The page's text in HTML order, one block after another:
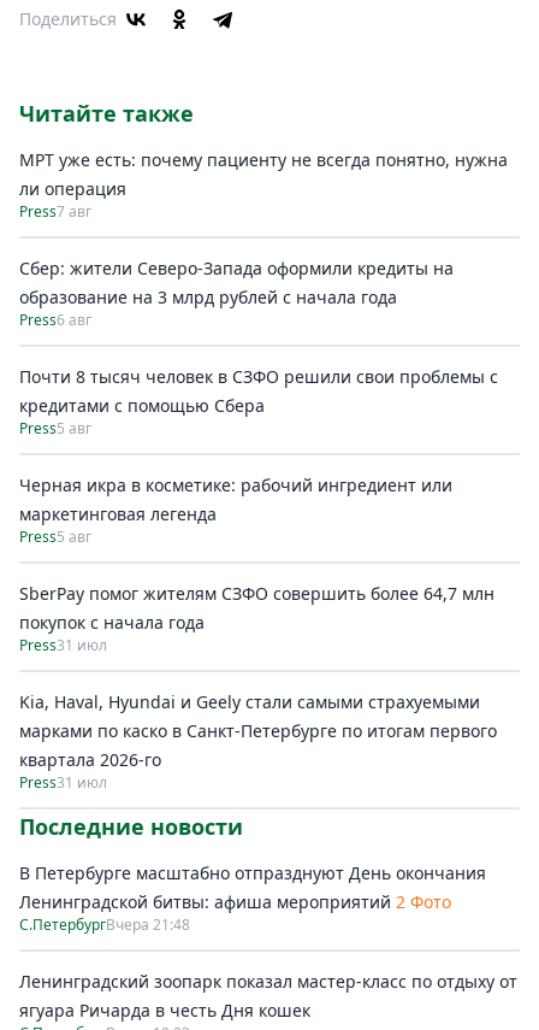
Поделиться
Читайте также
МРТ уже есть: почему пациенту не всегда понятно, нужна
ли операция
Press7 авг
Сбер: жители Северо-Запада оформили кредиты на
образование на 3 млрд рублей с начала года
Press6 авг
Почти 8 тысяч человек в СЗФО решили свои проблемы с
кредитами с помощью Сбера
Press5 авг
Черная икра в косметике: рабочий ингредиент или
маркетинговая легенда
Press5 авг
SberPay помог жителям СЗФО совершить более 64,7 млн
покупок c начала года
Press31 июл
Kia, Haval, Hyundai и Geely стали самыми страхуемыми
марками по каско в Санкт-Петербурге по итогам первого
квартала 2026-го
Press31 июл
Последние новости
В Петербурге масштабно отпразднуют День окончания
Ленинградской битвы: афиша мероприятий 2 Фото
С.ПетербургВчера 21:48
Ленинградский зоопарк показал мастер-класс по отдыху от
ягуара Ричарда в честь Дня кошек